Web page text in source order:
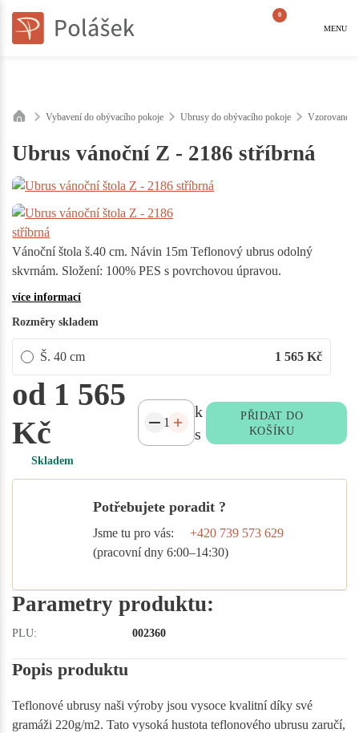
0
MENU
Vybavení do obývacího pokoje Ubrusy do obývacího pokoje Vzorované
Ubrus vánoční Z - 2186 stříbrná
Vánoční štola š.40 cm. Návin 15m Teflonový ubrus odolný
skvrnám. Složení: 100% PES s povrchovou úpravou.
více informací
Rozměry skladem
Š. 40 cm 1 565 Kč
od 1 565
Kč
Skladem
k
s
PŘIDAT DO
KOŠÍKU
Potřebujete poradit ?
Jsme tu pro vás:
+420 739 573 629
(pracovní dny 6:00–14:30)
Parametry produktu:
PLU: 002360
Popis produktu
Teflonové ubrusy naši výroby jsou vysoce kvalitní díky své
gramáži 220g/m2. Tato vysoká hustota teflonového ubrusu zaručí,